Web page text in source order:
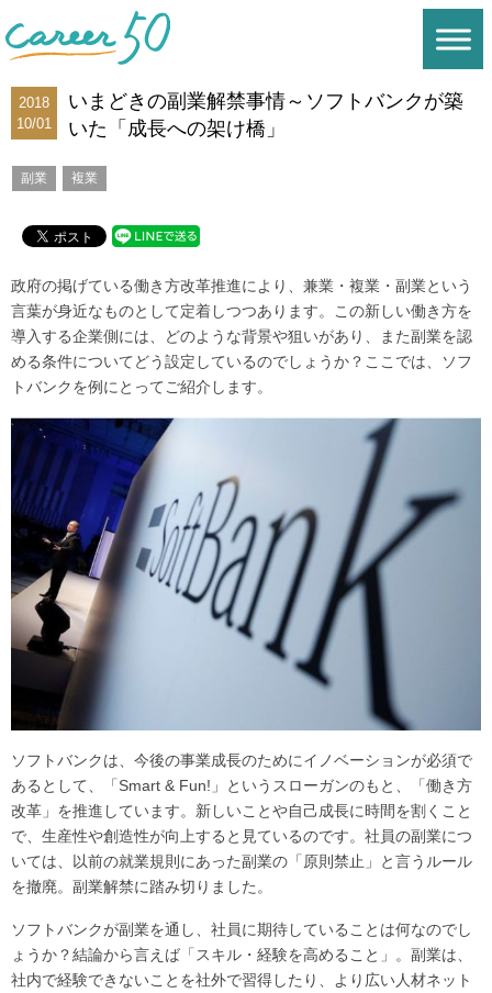
2018
10/01
いまどきの副業解禁事情～ソフトバンクが築
いた「成長への架け橋」
副業 複業
政府の掲げている働き方改革推進により、兼業・複業・副業という
言葉が身近なものとして定着しつつあります。この新しい働き方を
導入する企業側には、どのような背景や狙いがあり、また副業を認
める条件についてどう設定しているのでしょうか？ここでは、ソフ
トバンクを例にとってご紹介します。
ソフトバンクは、今後の事業成長のためにイノベーションが必須で
あるとして、「Smart & Fun!」というスローガンのもと、「働き方
改革」を推進しています。新しいことや自己成長に時間を割くこと
で、生産性や創造性が向上すると見ているのです。社員の副業につ
いては、以前の就業規則にあった副業の「原則禁止」と言うルール
を撤廃。副業解禁に踏み切りました。
ソフトバンクが副業を通し、社員に期待していることは何なのでし
ょうか？結論から言えば「スキル・経験を高めること」。副業は、
社内で経験できないことを社外で習得したり、より広い人材ネット